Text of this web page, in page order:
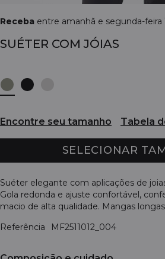
Receba entre amanhã e segunda-feira
SUÉTER COM JÓIAS
Encontre seu tamanho Tabela
SELECIONAR
Suéter elegante com aplicações de
Gola redonda e ajuste confortável,
macio de alta qualidade. Mangas
Referência
MF2511012_004